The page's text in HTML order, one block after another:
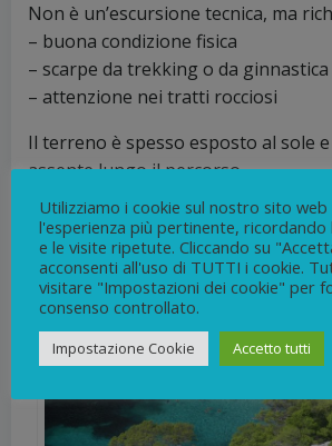
Non è un’escursione tecnica, ma
– buona condizione fisica
– scarpe da trekking o da
– attenzione nei tratti rocciosi
Il terreno è spesso esposto al sole e
assente lungo il percorso.
Utilizziamo i cookie sul nostro sito
l'esperienza più pertinente, ricordando
e le visite ripetute. Cliccando su
acconsenti all'uso di TUTTI i cookie.
visitare "Impostazioni dei cookie" per
consenso controllato.
Impostazione Cookie Accetto tutti